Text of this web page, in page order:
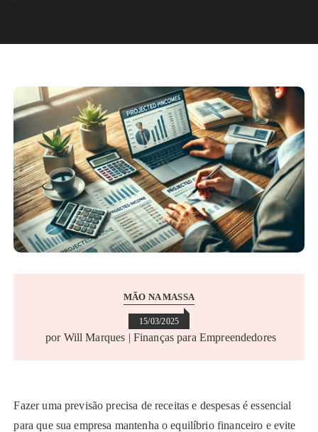
MÃO NA MASSA
15/03/2025
por Will Marques | Finanças para Empreendedores
Fazer uma previsão precisa de receitas e despesas é essencial
para que sua empresa mantenha o equilíbrio financeiro e evite